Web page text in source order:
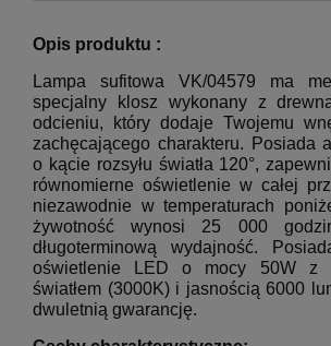
Opis produktu :
Lampa sufitowa VK/04579 ma
specjalny klosz wykonany z
odcieniu, który dodaje Twojemu
zachęcającego charakteru.
Posiada
o kącie rozsyłu światła 120°,
równomierne oświetlenie w całej
niezawodnie w temperaturach
żywotność wynosi 25 000
długoterminową wydajność.
oświetlenie LED o mocy 50W z
światłem (3000K) i jasnością 6000
dwuletnią gwarancję.